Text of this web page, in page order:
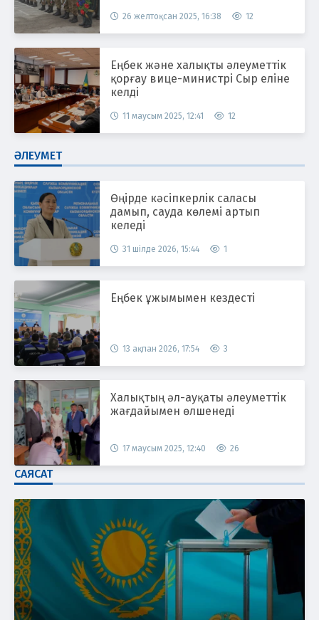
26 желтоқсан 2025, 16:38 12
Еңбек және халықты әлеуметтік
қорғау вице-министрі Сыр еліне
келді
11 маусым 2025, 12:41 12
ӘЛЕУМЕТ
Өңірде кәсіпкерлік саласы
дамып, сауда көлемі артып
келеді
31 шілде 2026, 15:44 1
Еңбек ұжымымен кездесті
13 ақпан 2026, 17:54 3
Халықтың әл-ауқаты әлеуметтік
жағдайымен өлшенеді
17 маусым 2025, 12:40 26
САЯСАТ